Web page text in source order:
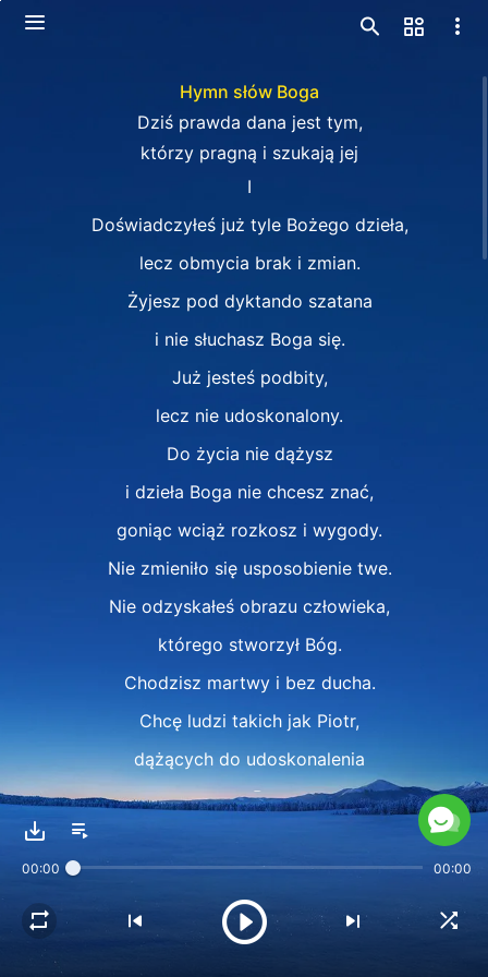
Hymn słów Boga
Dziś prawda dana jest tym,
którzy pragną i szukają jej
I
Doświadczyłeś już tyle Bożego dzieła,
lecz obmycia brak i zmian.
Żyjesz pod dyktando szatana
i nie słuchasz Boga się.
Już jesteś podbity,
lecz nie udoskonalony.
Do życia nie dążysz
i dzieła Boga nie chcesz znać,
goniąc wciąż rozkosz i wygody.
Nie zmieniło się usposobienie twe.
Nie odzyskałeś obrazu człowieka,
którego stworzył Bóg.
Chodzisz martwy i bez ducha.
Chcę ludzi takich jak Piotr,
dążących do udoskonalenia
przez Boga.
co jej szukają.
Zbawienie jest dla tych,
co pragną je otrzymać.
00:00 00:00